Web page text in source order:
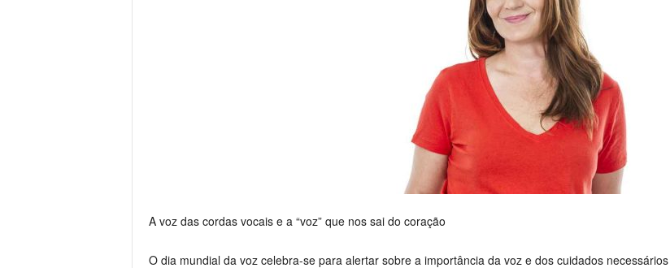
A voz das cordas vocais e a “voz” que nos sai do coração
O dia mundial da voz celebra-se para alertar sobre a importância da voz e dos cuidados necessários